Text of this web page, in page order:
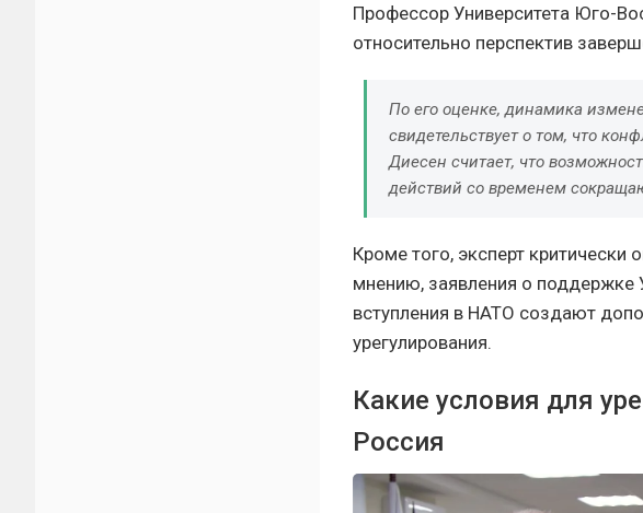
Профессор Университета Юго-
относительно перспектив
По его оценке, динамика
свидетельствует о том, что
Диесен считает, что
действий со временем
Кроме того, эксперт критически
мнению, заявления о поддержке
вступления в НАТО создают
урегулирования.
Какие условия для
Россия